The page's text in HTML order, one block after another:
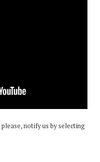
notify us by selecting